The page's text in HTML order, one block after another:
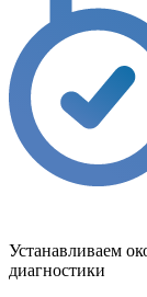
Устанавливаем
диагностики